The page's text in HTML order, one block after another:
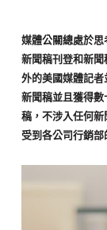
媒體公關總處於
新聞稿刊登和新
外的美國媒體記
新聞稿並且獲得
稿，不涉入任何
受到各公司行銷部